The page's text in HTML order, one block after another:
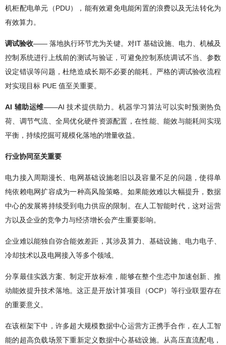
机柜配电单元（PDU），能有效避免电能闲置的浪费以及无法转化为
有效算力。
调试验收—— 落地执行环节尤为关键。对IT 基础设施、电力、机械及
控制系统进行上线前的测试与验证，可避免控制系统调试不当、参数
设定错误等问题，杜绝造成长期不必要的能耗。严格的调试验收流程
对实现目标 PUE 值至关重要。
AI 辅助运维——AI 技术提供助力。机器学习算法可以实时预测热负
荷、调节气流、全局优化硬件资源配置，在性能、能效与能耗间实现
平衡，持续挖掘可规模化落地的增量收益。
行业协同至关重要
电力接入周期漫长、电网基础设施老旧以及容量不足的问题，使得单
纯依赖电网扩容成为一种高风险策略。如果能效难以大幅提升，数据
中心的发展将持续受到电力供应的限制。在人工智能时代，这对运营
方以及企业的竞争力与经济增长会产生重要影响。
企业难以能独自弥合能效差距，其涉及算力、基础设施、电力电子、
冷却技术以及电网接入等多个领域。
分享最佳实践方案、制定开放标准，能够在整个生态中加速创新、推
动能效提升技术落地。这正是开放计算项目（OCP）等行业联盟存在
的重要意义。
在该框架下中，许多超大规模数据中心运营方正携手合作，在人工智
能的超高负载场景下重新定义数据中心基础设施。从高压直流配电，